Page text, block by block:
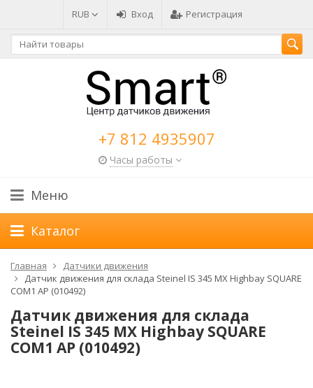
RUB Вход Регистрация
+7 812 4935907
Часы работы
Меню
Каталог
Главная
Датчики движения
Датчик движения для склада Steinel IS 345 MX Highbay SQUARE
COM1 AP (010492)
Датчик движения для склада
Steinel IS 345 MX Highbay SQUARE
COM1 AP (010492)